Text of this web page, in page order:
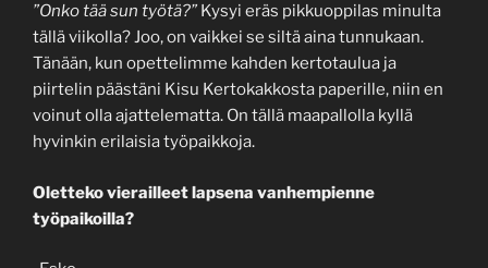
”Onko tää sun työtä?” Kysyi eräs pikkuoppilas minulta
tällä viikolla? Joo, on vaikkei se siltä aina tunnukaan.
Tänään, kun opettelimme kahden kertotaulua ja
piirtelin päästäni Kisu Kertokakkosta paperille, niin en
voinut olla ajattelematta. On tällä maapallolla kyllä
hyvinkin erilaisia työpaikkoja.
Oletteko vierailleet lapsena vanhempienne
työpaikoilla?